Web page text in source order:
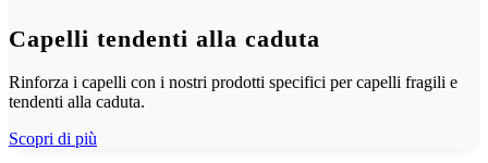
Capelli tendenti alla caduta
Rinforza i capelli con i nostri prodotti specifici per capelli fragili e
tendenti alla caduta.
Scopri di più